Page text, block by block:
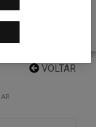
VOLTAR